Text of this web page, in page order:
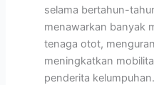
selama bertahun-
menawarkan banyak
tenaga otot,
meningkatkan
penderita